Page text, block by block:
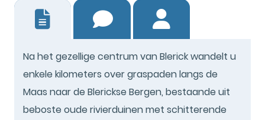
Na het gezellige centrum van Blerick wandelt u
enkele kilometers over graspaden langs de
Maas naar de Blerickse Bergen, bestaande uit
beboste oude rivierduinen met schitterende